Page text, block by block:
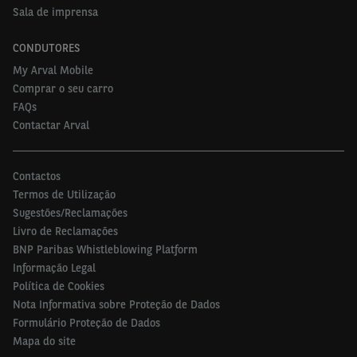
participantes foram recrutados por telefone e um
Foram abrangidos 26 países dos quais 20 na Europa
(Áustria, Alemanha, Bélgica, Espanha, França, Itália,
Luxemburgo, Holanda, Polônia, Portugal, Reino
Unido, República Checa, Suíça, Finlândia, Dinamarca,
Noruega, Suécia, Grécia, Roménia, Eslováquia) além
dos importantes mercados da Rússia, Turquia e
Brasil. O estudo permite assim a comparação da
pesquisa realizada em 300 empresas portuguesas
com a média europeia.
A distribuição das entrevistas foi a seguinte:
32% foram empresas com menos de 10
colaboradores
Sala de imprensa
CONDUTORES
My Arval Mobile
Comprar o seu carro
FAQs
Contactar Arval
Contactos
Termos de Utilização
Sugestões/Reclamações
Livro de Reclamações
BNP Paribas Whistleblowing Platform
Informação Legal
Política de Cookies
Nota Informativa sobre Proteção de Dados
Formulário Proteção de Dados
Mapa do site